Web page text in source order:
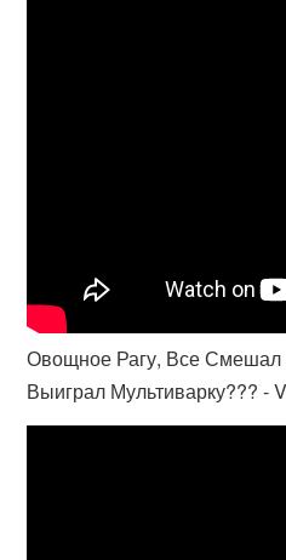
Овощное Рагу, Все Смешал
Выиграл Мультиварку??? -